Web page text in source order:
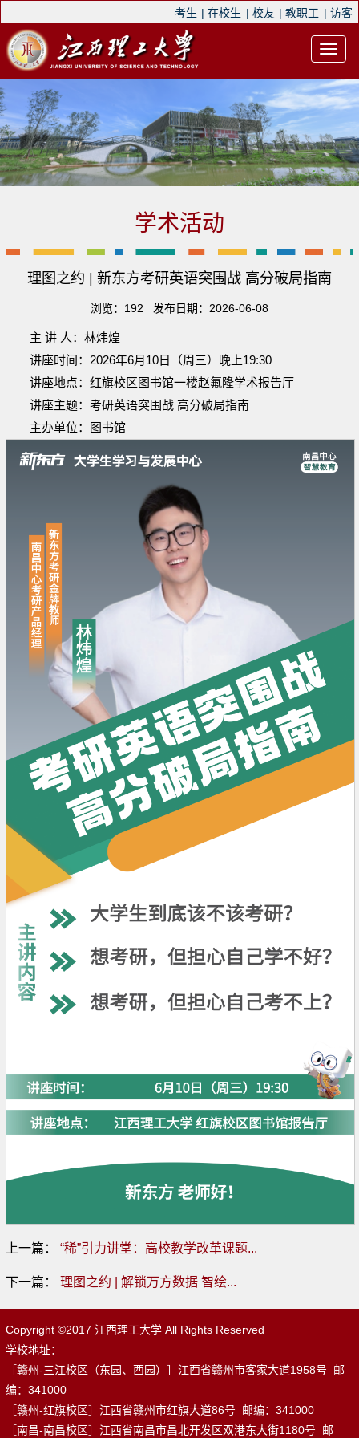
考生 | 在校生 | 校友 | 教职工 | 访客
学术活动
理图之约 | 新东方考研英语突围战 高分破局指南
浏览： 192 发布日期：2026-06-08
主 讲 人：林炜煌
讲座时间：2026年6月10日（周三）晚上19:30
讲座地点：红旗校区图书馆一楼赵氟隆学术报告厅
讲座主题：考研英语突围战 高分破局指南
主办单位：图书馆
上一篇： “稀”引力讲堂：高校教学改革课题...
下一篇： 理图之约 | 解锁万方数据 智绘...
Copyright ©2017 江西理工大学 All Rights Reserved
学校地址：
［赣州-三江校区（东园、西园）］江西省赣州市客家大道1958号 邮
编：341000
［赣州-红旗校区］江西省赣州市红旗大道86号 邮编：341000
［南昌-南昌校区］江西省南昌市昌北开发区双港东大街1180号 邮